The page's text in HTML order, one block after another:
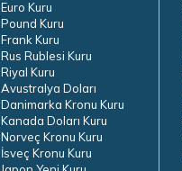
Euro Kuru
Pound Kuru
Frank Kuru
Rus Rublesi Kuru
Riyal Kuru
Avustralya Doları
Danimarka Kronu Kuru
Kanada Doları Kuru
Norveç Kronu Kuru
İsveç Kronu Kuru